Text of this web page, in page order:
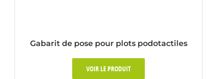
Gabarit de pose pour plots podotactiles
VOIR LE PRODUIT